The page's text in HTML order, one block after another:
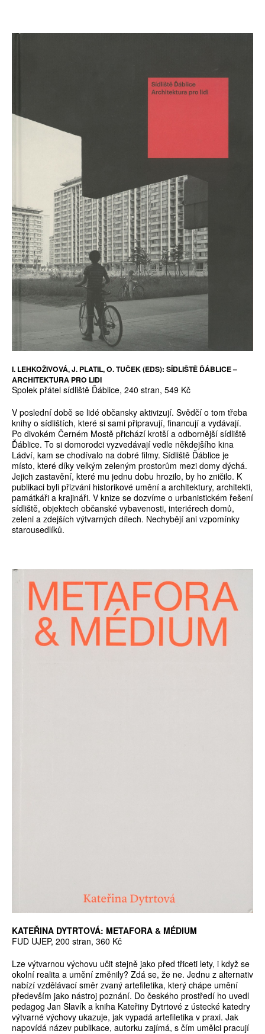
I. LEHKOŽIVOVÁ, J. PLATIL, O. TUČEK (EDS): SÍDLIŠTĚ ĎÁBLICE –
ARCHITEKTURA PRO LIDI
Spolek přátel sídliště Ďáblice, 240 stran, 549 Kč
V poslední době se lidé občansky aktivizují. Svědčí o tom třeba
knihy o sídlištích, které si sami připravují, financují a vydávají.
Po divokém Černém Mostě přichází krotší a odbornější sídliště
Ďáblice. To si domorodci vyzvedávají vedle někdejšího kina
Ládví, kam se chodívalo na dobré filmy. Sídliště Ďáblice je
místo, které díky velkým zeleným prostorům mezi domy dýchá.
Jejich zastavění, které mu jednu dobu hrozilo, by ho zničilo. K
publikaci byli přizváni historikové umění a architektury, architekti,
památkáři a krajináři. V knize se dozvíme o urbanistickém řešení
sídliště, objektech občanské vybavenosti, interiérech domů,
zeleni a zdejších výtvarných dílech. Nechybějí ani vzpomínky
starousedlíků.
KATEŘINA DYTRTOVÁ: METAFORA & MÉDIUM
FUD UJEP, 200 stran, 360 Kč
Lze výtvarnou výchovu učit stejně jako před třiceti lety, i když se
okolní realita a umění změnily? Zdá se, že ne. Jednu z alternativ
nabízí vzdělávací směr zvaný artefiletika, který chápe umění
především jako nástroj poznání. Do českého prostředí ho uvedl
pedagog Jan Slavík a kniha Kateřiny Dytrtové z ústecké katedry
výtvarné výchovy ukazuje, jak vypadá artefiletika v praxi. Jak
napovídá název publikace, autorku zajímá, s čím umělci pracují